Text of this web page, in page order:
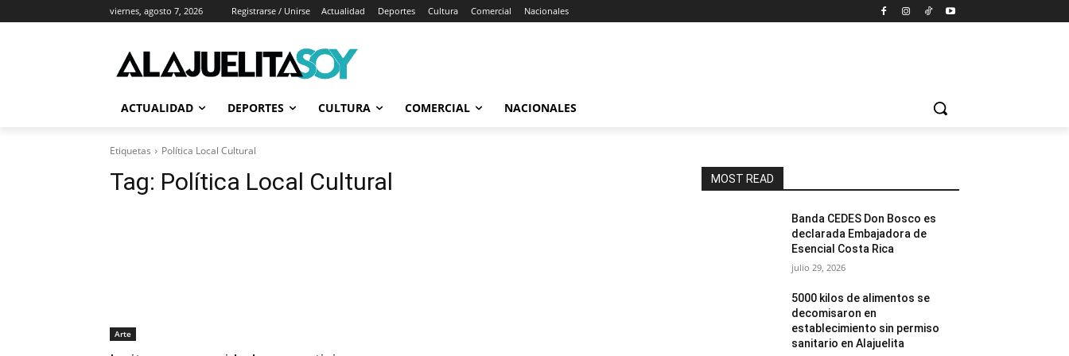
viernes, agosto 7, 2026 Registrarse / Unirse Actualidad Deportes Cultura Comercial Nacionales
ACTUALIDAD DEPORTES CULTURA COMERCIAL NACIONALES
Etiquetas Política Local Cultural
Tag: Política Local Cultural
Arte
MOST READ
Banda CEDES Don Bosco es
declarada Embajadora de
Esencial Costa Rica
julio 29, 2026
5000 kilos de alimentos se
decomisaron en
establecimiento sin permiso
sanitario en Alajuelita